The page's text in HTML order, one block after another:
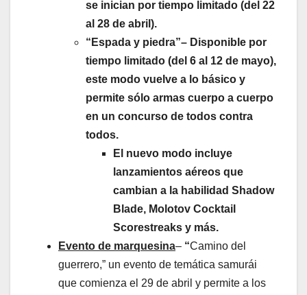
se inician por tiempo limitado (del 22
al 28 de abril).
“Espada y piedra”– Disponible por
tiempo limitado (del 6 al 12 de mayo),
este modo vuelve a lo básico y
permite sólo armas cuerpo a cuerpo
en un concurso de todos contra
todos.
El nuevo modo incluye
lanzamientos aéreos que
cambian a la habilidad Shadow
Blade, Molotov Cocktail
Scorestreaks y más.
Evento de marquesina– “Camino del
guerrero,” un evento de temática samurái
que comienza el 29 de abril y permite a los